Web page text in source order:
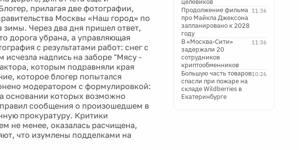
прилагая две фотографии,
Москвы «Наш город» по
зимы. Через два дня пришел ответ,
дорога убрана, а управляющая
с результатами работ: снег с
надпись на заборе "Мясу -
которым подравняли края
которое блогер попытался
модератором с формулировкой:
основании которых возможно
сообщения о произошедшем в
прокуратуру. Критики
не менее, оказалась расчищена,
что изумлены подделками на
11:36
Продолжение фильма
про Майкла Джексона
запланировано к 2028
году
11:36
В «Москва-Сити»
задержали 20
сотрудников
криптообменников
10:26
Большую часть товаров
спасли при пожаре на
складе Wildberries в
Екатеринбурге